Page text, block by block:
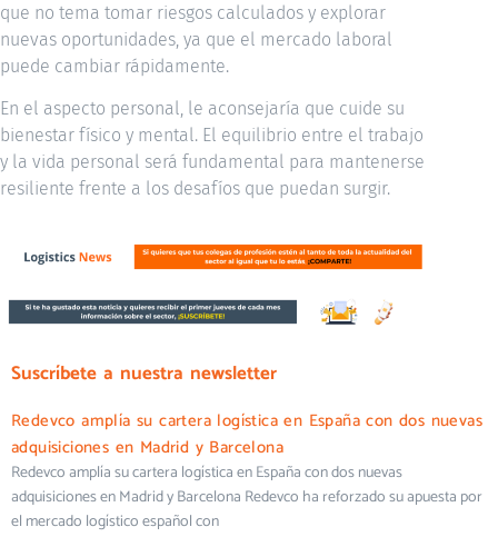
que no tema tomar riesgos calculados y explorar
nuevas oportunidades, ya que el mercado laboral
puede cambiar rápidamente.
En el aspecto personal, le aconsejaría que cuide su
bienestar físico y mental. El equilibrio entre el trabajo
y la vida personal será fundamental para mantenerse
resiliente frente a los desafíos que puedan surgir.
Suscríbete a nuestra newsletter
Redevco amplía su cartera logística en España con dos nuevas
adquisiciones en Madrid y Barcelona
Redevco amplía su cartera logística en España con dos nuevas
adquisiciones en Madrid y Barcelona Redevco ha reforzado su apuesta por
el mercado logístico español con